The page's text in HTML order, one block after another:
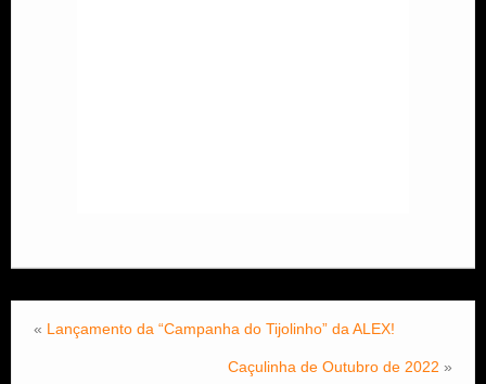
« Lançamento da “Campanha do Tijolinho” da ALEX!
Caçulinha de Outubro de 2022 »